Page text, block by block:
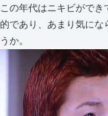
この年代はニキビがで
的であり、あまり気にな
うか。